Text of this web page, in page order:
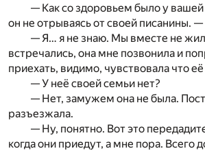
— Как со здоровьем было у
он не отрываясь от своей писанины.
— Я… я не знаю. Мы вместе не
встречались, она мне позвонила и
приехать, видимо, чувствовала что
— У неё своей семьи нет?
— Нет, замужем она не была.
разъезжала.
— Ну, понятно. Вот это
когда они приедут, а мне пора. Всего